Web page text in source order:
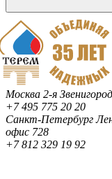
Москва 2-я
+7 495 775 20 20
Санкт-Петербург
офис 728
+7 812 329 19 92